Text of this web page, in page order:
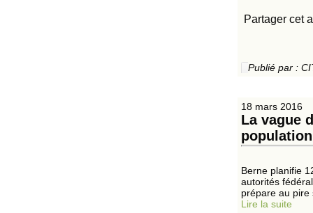
Partager cet
Publié par :
18 mars 2016
La vague
Berne planifie
autorités
prépare au pire
Lire la suite